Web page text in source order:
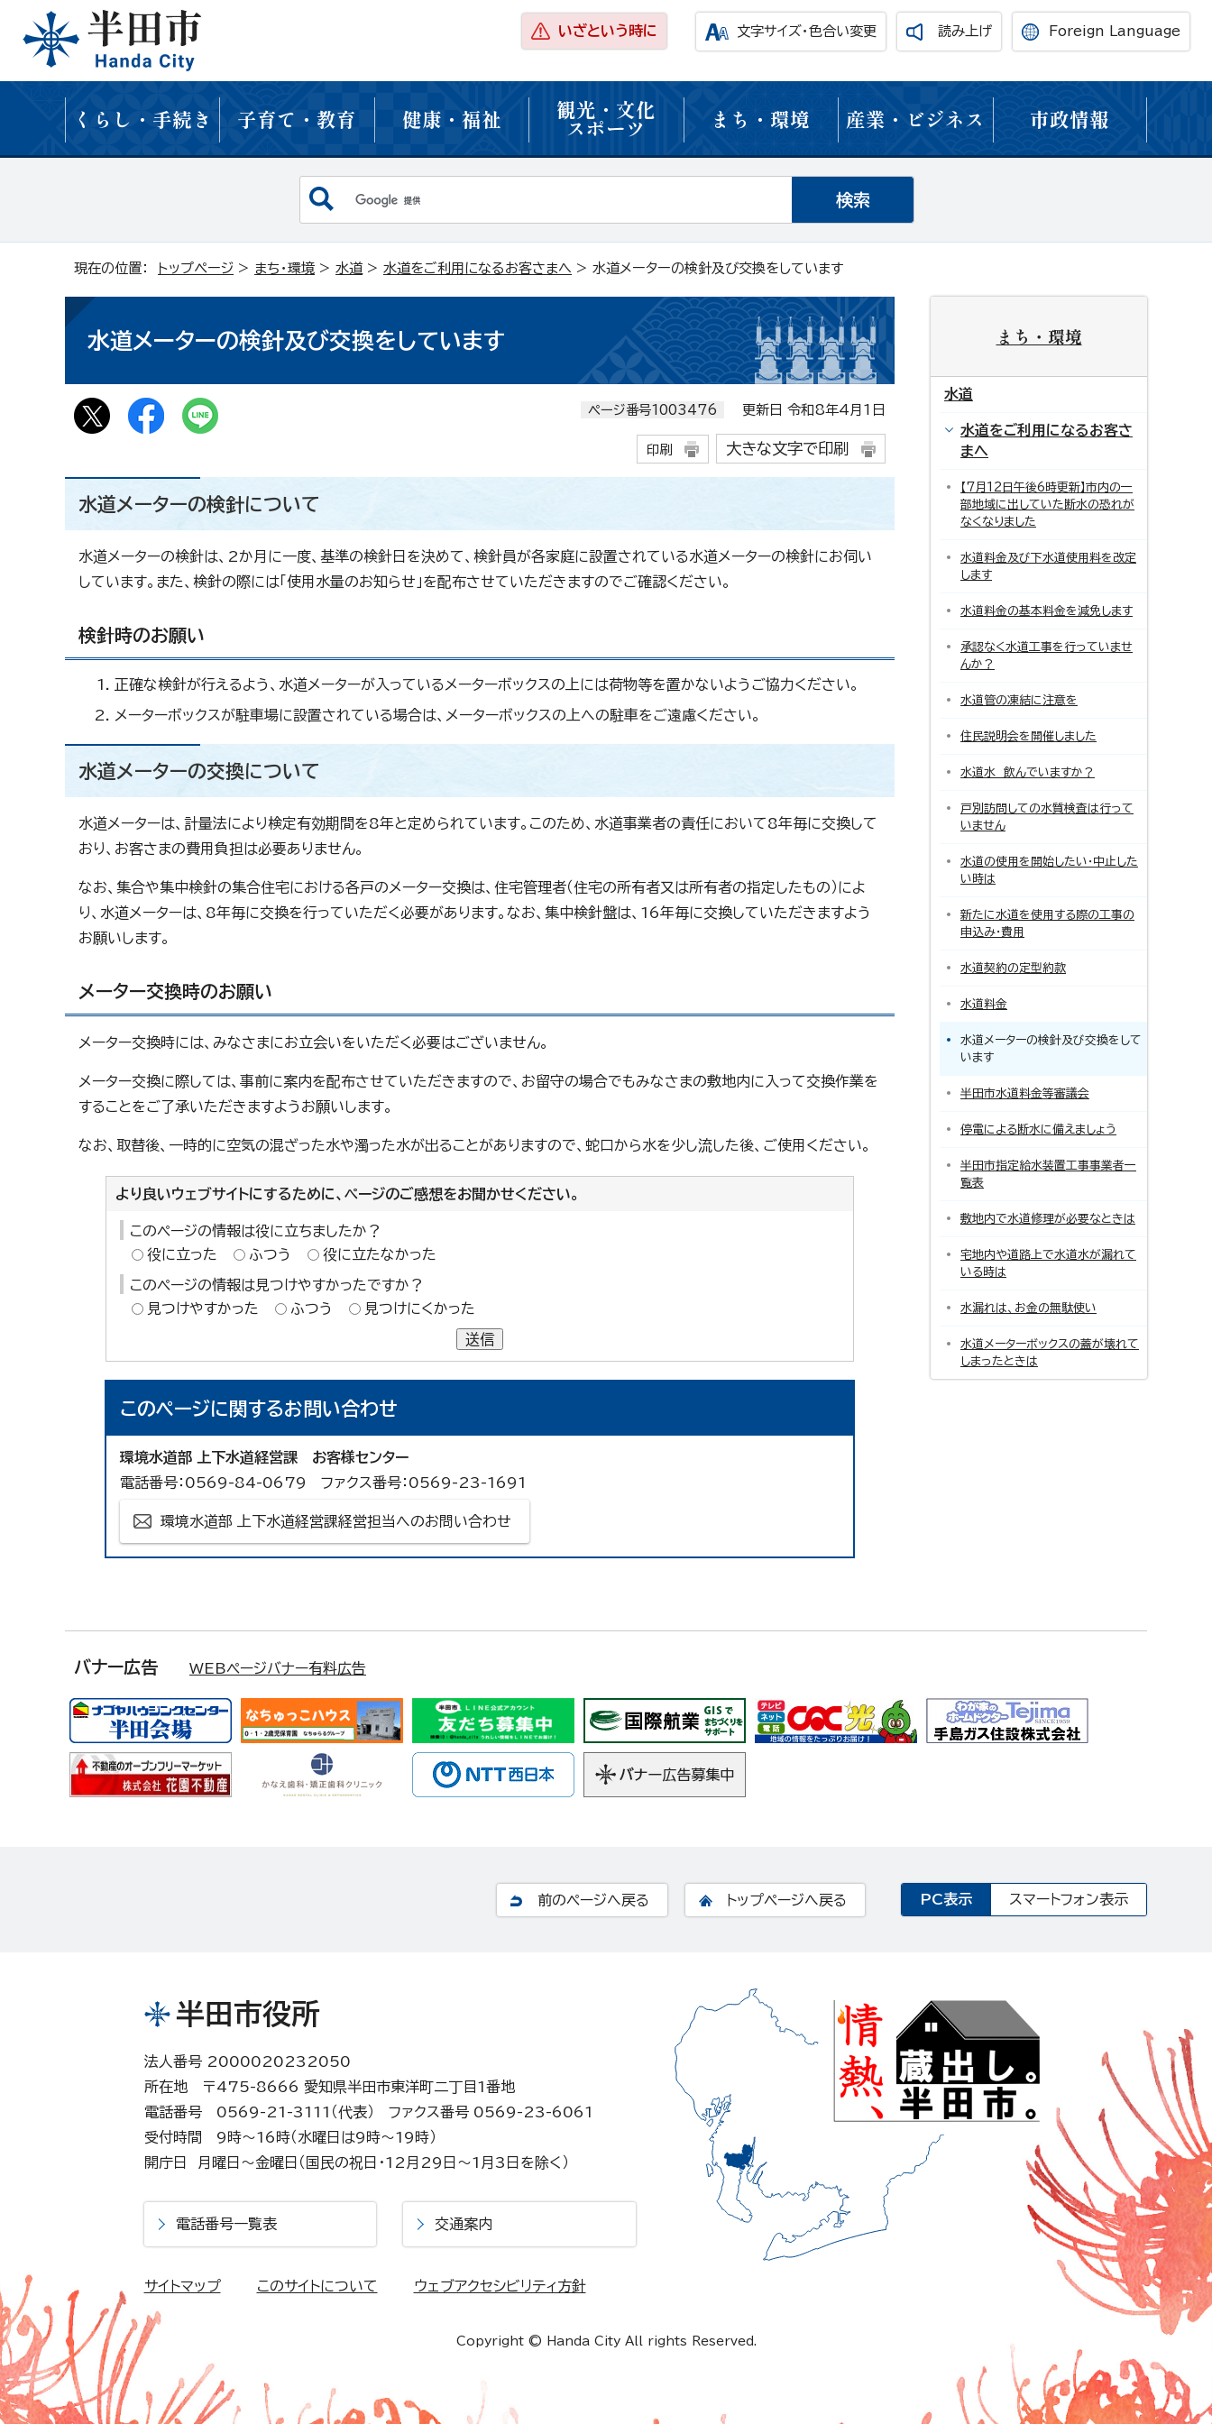
いざという時に 文字サイズ・色合い変更 読み上げ Foreign Language
くらし・手続き 子育て・教育 健康・福祉 観光・文化
スポーツ まち・環境 産業・ビジネス 市政情報
現在の位置： トップページ > まち・環境 > 水道 > 水道をご利用になるお客さまへ > 水道メーターの検針及び交換をしています
水道メーターの検針及び交換をしています
ページ番号1003476 更新日 令和8年4月1日
印刷 大きな文字で印刷
水道メーターの検針について
水道メーターの検針は、2か月に一度、基準の検針日を決めて、検針員が各家庭に設置されている水道メーターの検針にお伺い
しています。また、検針の際には「使用水量のお知らせ」を配布させていただきますのでご確認ください。
検針時のお願い
正確な検針が行えるよう、水道メーターが入っているメーターボックスの上には荷物等を置かないようご協力ください。
メーターボックスが駐車場に設置されている場合は、メーターボックスの上への駐車をご遠慮ください。
水道メーターの交換について
水道メーターは、計量法により検定有効期間を8年と定められています。このため、水道事業者の責任において8年毎に交換して
おり、お客さまの費用負担は必要ありません。
なお、集合や集中検針の集合住宅における各戸のメーター交換は、住宅管理者（住宅の所有者又は所有者の指定したもの）によ
り、水道メーターは、8年毎に交換を行っていただく必要があります。なお、集中検針盤は、16年毎に交換していただきますよう
お願いします。
メーター交換時のお願い
メーター交換時には、みなさまにお立会いをいただく必要はございません。
メーター交換に際しては、事前に案内を配布させていただきますので、お留守の場合でもみなさまの敷地内に入って交換作業を
することをご了承いただきますようお願いします。
なお、取替後、一時的に空気の混ざった水や濁った水が出ることがありますので、蛇口から水を少し流した後、ご使用ください。
より良いウェブサイトにするために、ページのご感想をお聞かせください。
このページの情報は役に立ちましたか？
役に立った
ふつう 役に立たなかった
このページの情報は見つけやすかったですか？
見つけやすかった
ふつう 見つけにくかった
送信
このページに関するお問い合わせ
環境水道部 上下水道経営課 お客様センター
電話番号：0569-84-0679 ファクス番号：0569-23-1691
環境水道部 上下水道経営課経営担当へのお問い合わせ
まち・環境
水道
水道をご利用になるお客さ
まへ
【7月12日午後6時更新】市内の一
部地域に出していた断水の恐れが
なくなりました
水道料金及び下水道使用料を改定
します
水道料金の基本料金を減免します
承認なく水道工事を行っていませ
んか？
水道管の凍結に注意を
住民説明会を開催しました
水道水 飲んでいますか？
戸別訪問しての水質検査は行って
いません
水道の使用を開始したい・中止した
い時は
新たに水道を使用する際の工事の
申込み・費用
水道契約の定型約款
水道料金
水道メーターの検針及び交換をして
います
半田市水道料金等審議会
停電による断水に備えましょう
半田市指定給水装置工事事業者一
覧表
敷地内で水道修理が必要なときは
宅地内や道路上で水道水が漏れて
いる時は
水漏れは、お金の無駄使い
水道メーターボックスの蓋が壊れて
しまったときは
バナー広告 WEBページバナー有料広告
前のページへ戻る トップページへ戻る PC表示 スマートフォン表示
半田市役所
法人番号 2000020232050
所在地 〒475-8666 愛知県半田市東洋町二丁目1番地
電話番号 0569-21-3111（代表） ファクス番号 0569-23-6061
受付時間 9時～16時（水曜日は9時～19時）
開庁日 月曜日～金曜日（国民の祝日・12月29日～1月3日を除く）
電話番号一覧表 交通案内
サイトマップ このサイトについて ウェブアクセシビリティ方針
Copyright © Handa City All rights Reserved.